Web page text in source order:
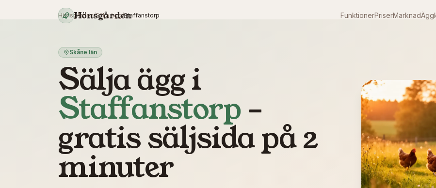
Hoppa till innehåll
Hönsgården FunktionerPriserMarknad
Hönsgården/Sälja ägg/Staffanstorp
Skåne län
Sälja ägg i
Staffanstorp –
gratis säljsida på 2
minuter